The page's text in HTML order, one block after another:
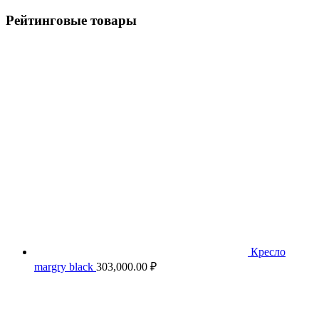
Рейтинговые товары
Кресло
margry black 303,000.00 ₽